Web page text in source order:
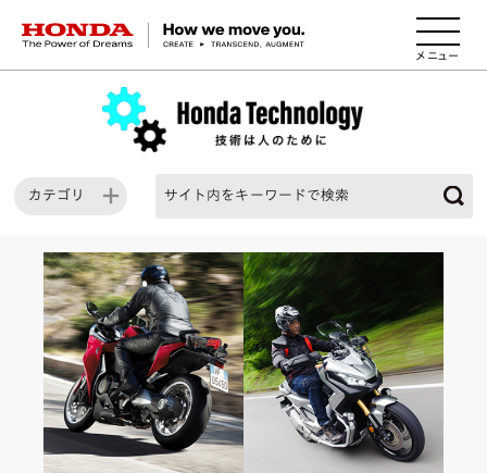
HONDA The Power of Dreams
カテゴリ